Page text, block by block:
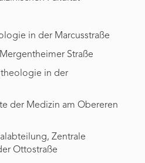
in der Marcusstraße
Straße
in der
der Medizin am Obereren
Zentrale
Ottostraße